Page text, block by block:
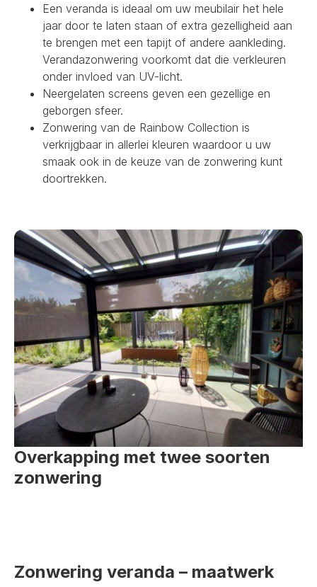
Een veranda is ideaal om uw meubilair het hele
jaar door te laten staan of extra gezelligheid aan
te brengen met een tapijt of andere aankleding.
Verandazonwering voorkomt dat die verkleuren
onder invloed van UV-licht.
Neergelaten screens geven een gezellige en
geborgen sfeer.
Zonwering van de Rainbow Collection is
verkrijgbaar in allerlei kleuren waardoor u uw
smaak ook in de keuze van de zonwering kunt
doortrekken.
Overkapping met twee soorten
zonwering
Zonwering veranda – maatwerk